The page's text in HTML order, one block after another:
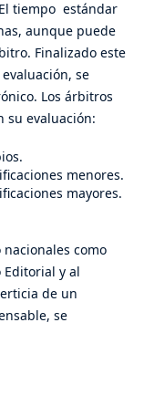
tiempo estándar
aunque puede
Finalizado este
se
Los árbitros
su evaluación:
menores.
mayores.
como
Editorial y al
de un
se